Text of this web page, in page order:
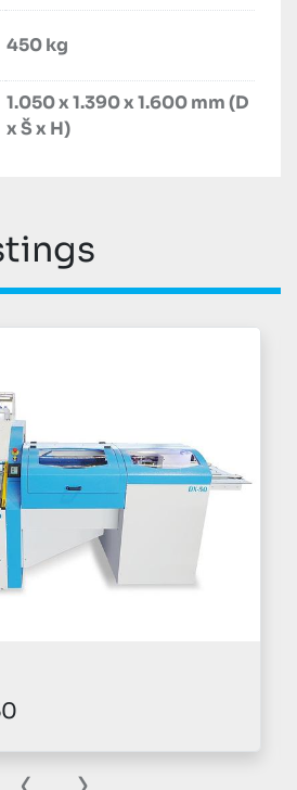
450 kg
1.050 x 1.390 x 1.600 mm (D
x Š x H)